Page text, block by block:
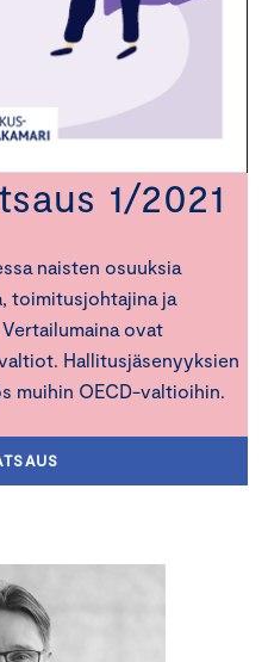
1/2021
naisten osuuksia
toimitusjohtajina ja
ovat
Hallitusjäsenyyksien
muihin OECD-valtioihin.